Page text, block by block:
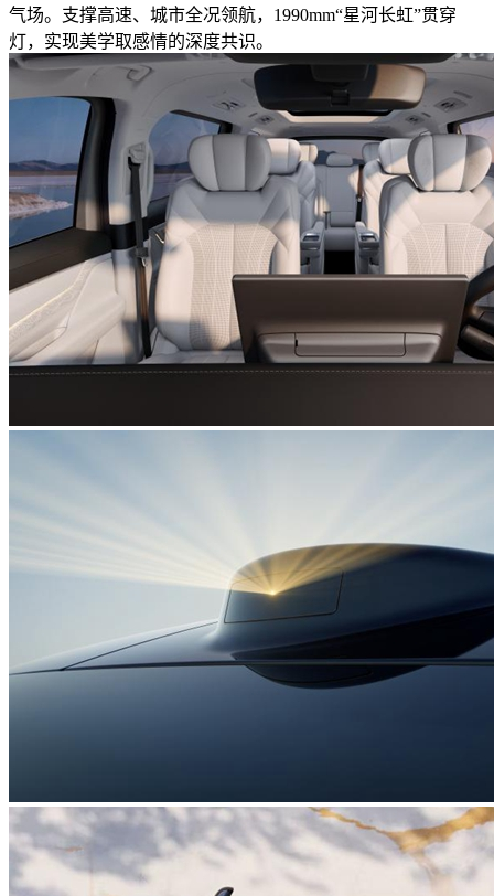
气场。支撑高速、城市全况领航，1990mm“星河长虹”贯穿
灯，实现美学取感情的深度共识。